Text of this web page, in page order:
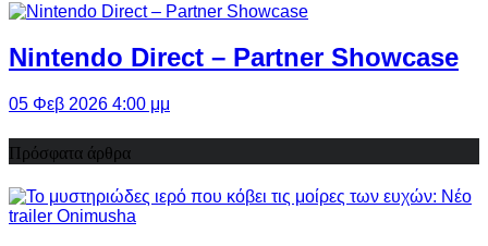
Nintendo Direct – Partner Showcase
05 Φεβ 2026 4:00 μμ
Πρόσφατα άρθρα